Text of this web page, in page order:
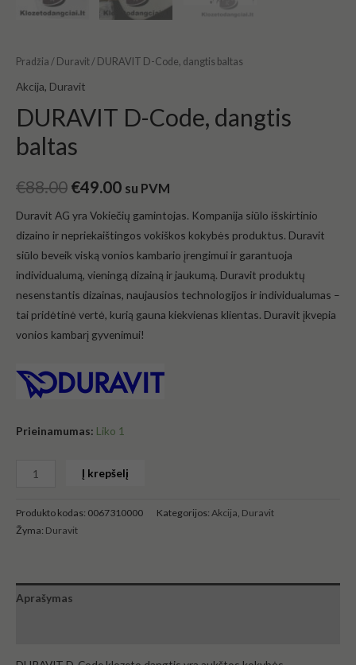
Pradžia / Duravit/ DURAVIT D-Code, dangtis baltas
Akcija, Duravit
DURAVIT D-Code, dangtis
baltas
€88.00 €49.00 su PVM
Duravit AG yra Vokiečių gamintojas. Kompanija siūlo išskirtinio
dizaino ir nepriekaištingos vokiškos kokybės produktus. Duravit
siūlo beveik viską vonios kambario įrengimui ir garantuoja
individualumą, vieningą dizainą ir jaukumą. Duravit produktų
nesenstantis dizainas, naujausios technologijos ir individualumas –
tai pridėtinė vertė, kurią gauna kiekvienas klientas. Duravit įkvepia
vonios kambarį gyvenimui!
Prieinamumas: Liko 1
Į krepšelį
Produkto kodas: 0067310000 Kategorijos: Akcija Duravit
Žyma: Duravit
Aprašymas